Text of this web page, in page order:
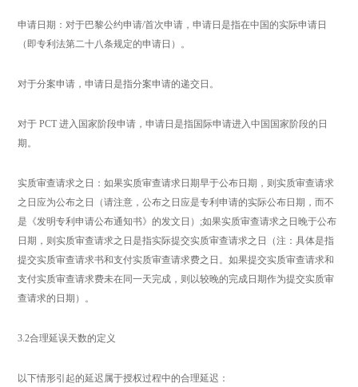
申请日期：对于巴黎公约申请/首次申请，申请日是指在中国的实际申请日
（即专利法第二十八条规定的申请日）。
对于分案申请，申请日是指分案申请的递交日。
对于 PCT 进入国家阶段申请，申请日是指国际申请进入中国国家阶段的日
期。
实质审查请求之日：如果实质审查请求日期早于公布日期，则实质审查请求
之日应为公布之日（请注意，公布之日应是专利申请的实际公布日期，而不
是《发明专利申请公布通知书》的发文日）;如果实质审查请求之日晚于公布
日期，则实质审查请求之日是指实际提交实质审查请求之日（注：具体是指
提交实质审查请求书和支付实质审查请求费之日。如果提交实质审查请求和
支付实质审查请求费未在同一天完成，则以较晚的完成日期作为提交实质审
查请求的日期）。
3.2合理延误天数的定义
以下情形引起的延迟属于授权过程中的合理延迟：